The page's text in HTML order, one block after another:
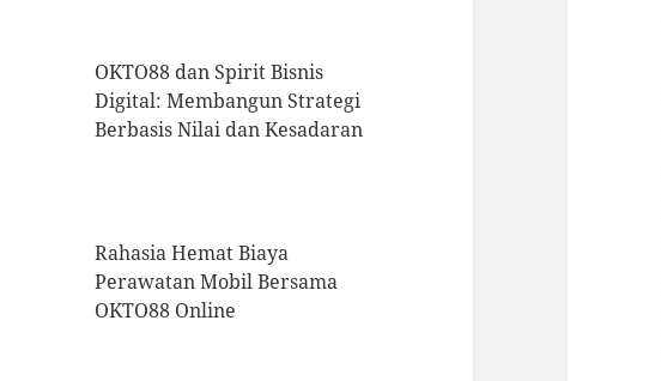
OKTO88 dan Spirit Bisnis
Digital: Membangun Strategi
Berbasis Nilai dan Kesadaran
Rahasia Hemat Biaya
Perawatan Mobil Bersama
OKTO88 Online